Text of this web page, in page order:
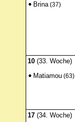
Brina(37)
10 (33. Woche)
Matiamou (63)
17 (34. Woche)